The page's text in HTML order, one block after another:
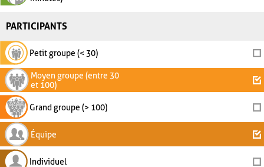
PARTICIPANTS
Petit groupe (< 30)
Moyen groupe (entre 30
et 100)
Grand groupe (> 100)
Équipe
Individuel